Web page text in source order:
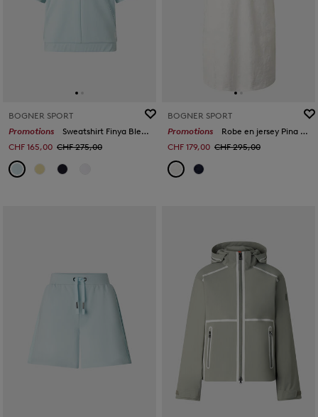
BOGNER SPORT
Promotions
Sweatshirt Finya Bleu clair
CHF 165,00 CHF 275,00
BOGNER SPORT
Promotions
Robe en jersey Pina Blanc cassé
CHF 179,00 CHF 295,00